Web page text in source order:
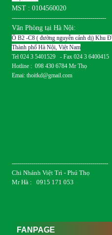
MST : 0104560020
------------------------------------------------
Văn Phòng tại Hà Nội:
Ô B2 -C8 ( đường nguyễn cảnh dị) Khu
Thành phố Hà Nội, Việt Nam
Tel 024 3 5401529 - Fax 024 3 6400415
Hotline : 098 430 6784 Mr Thọ
Emai: thoitkd@gmail.com
-------------------------------------------------
Chi Nhánh Việt Trì - Phú Thọ
Mr Hà : 0915 171 053
FANPAGE